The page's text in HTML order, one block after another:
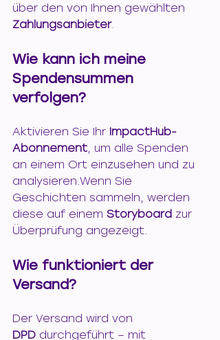
über den von Ihnen gewählten
Zahlungsanbieter.
Wie kann ich meine
Spendensummen
verfolgen?
Aktivieren Sie Ihr ImpactHub-
Abonnement , um alle Spenden
an einem Ort einzusehen und zu
analysieren.Wenn Sie
Geschichten sammeln, werden
diese auf einem Storyboard zur
Überprüfung angezeigt.
Wie funktioniert der
Versand?
Der Versand wird von
DPD durchgeführt – mit